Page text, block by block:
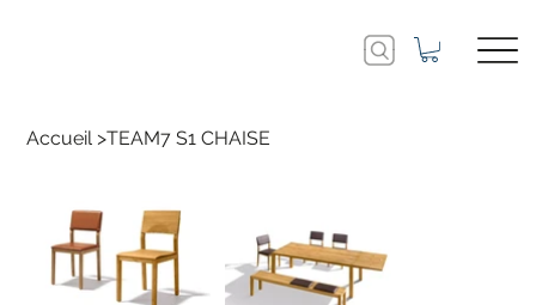
Accueil >TEAM7 S1 CHAISE